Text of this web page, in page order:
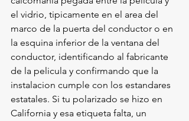
el vidrio, tipicamente en el area del
marco de la puerta del conductor o en
la esquina inferior de la ventana del
conductor, identificando al fabricante
de la pelicula y confirmando que la
instalacion cumple con los estandares
estatales. Si tu polarizado se hizo en
California y esa etiqueta falta, un